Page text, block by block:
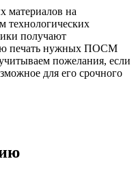
материалов на
технологических
получают
печать нужных ПОСМ
пожелания, если
для его срочного